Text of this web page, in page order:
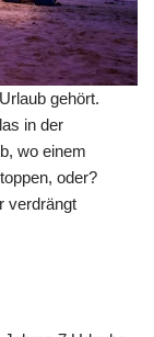
gehört.
in der
wo einem
oder?
verdrängt